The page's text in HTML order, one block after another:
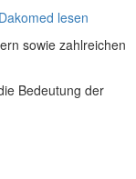
lesen
sowie zahlreichen
Bedeutung der